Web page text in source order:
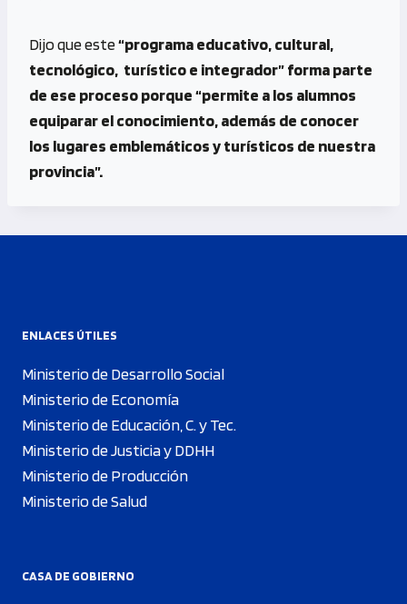
Dijo que este“programa educativo, cultural,
tecnológico, turístico e integrador” forma parte
de ese proceso porque “permite a los alumnos
equiparar el conocimiento, además de conocer
los lugares emblemáticos y turísticos de nuestra
provincia”.
ENLACES ÚTILES
Ministerio de Desarrollo Social
Ministerio de Economía
Ministerio de Educación, C. y Tec.
Ministerio de Justicia y DDHH
Ministerio de Producción
Ministerio de Salud
CASA DE GOBIERNO